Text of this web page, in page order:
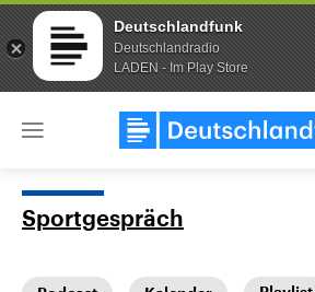
Deutschlandfunk
Deutschlandradio
LADEN - Im Play Store
Close
Sportgespräch